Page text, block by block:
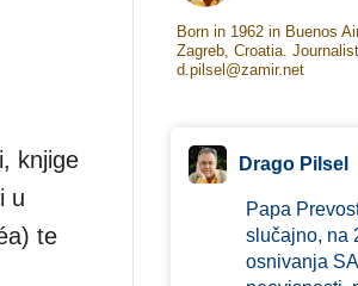
knjige
u
te
Born in 1962 in Buenos
Zagreb, Croatia.
d.pilsel@zamir.net
Drago Pilsel
Papa
slučajno, na
osnivanja